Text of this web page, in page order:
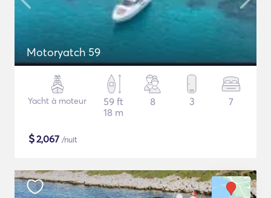
Motoryatch 59
Yacht à moteur
59 ft
18 m
8 3 7
$2,067 /nuit